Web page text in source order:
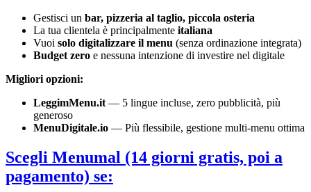
Gestisci un bar, pizzeria al taglio, piccola osteria
La tua clientela è principalmente italiana
Vuoi solo digitalizzare il menu (senza ordinazione integrata)
Budget zero e nessuna intenzione di investire nel digitale
Migliori opzioni:
LeggimMenu.it — 5 lingue incluse, zero pubblicità, più
generoso
MenuDigitale.io — Più flessibile, gestione multi-menu ottima
Scegli Menumal (14 giorni gratis, poi a
pagamento) se: